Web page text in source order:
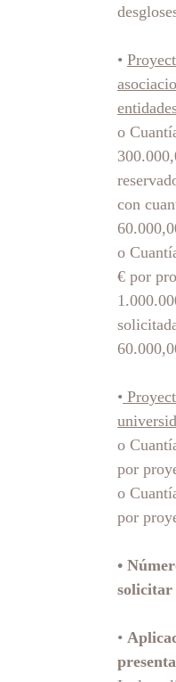
•
o
con
o
€ por
•
o
por
o
por
•
solicitar
•